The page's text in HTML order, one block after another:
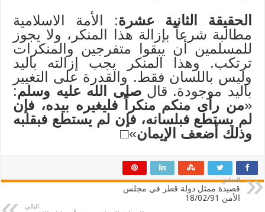
الحقيقة الثانية عشرة: الأمة الاسلامية
مطالبة شرعاً بإزالة هذا المنكر، ولا يجوز
للمسلمين أن يبقوا متفرجين والمنكرات
ترتكب. وهذا المنكر يجب إزالته باليد
وليس باللسان فقط. والقدرة على التغيير
باليد موجودة. قالصلى الله عليه وسلم:
«من رأى منكم منكراً فليغيره بيده، فإن
لم يستطع فبلسانه، فإن لم يستطع فبقلبه
وذلك أضعف الإيمان»□
السابق
قصيدة ممثل دولة قطر في مجلس
الأمن 18/02/91
التالي